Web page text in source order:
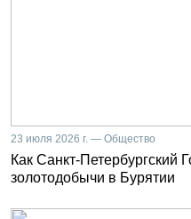
23 июля 2026 г. — Общество
Как Санкт-Петербургский
золотодобычи в Бурятии